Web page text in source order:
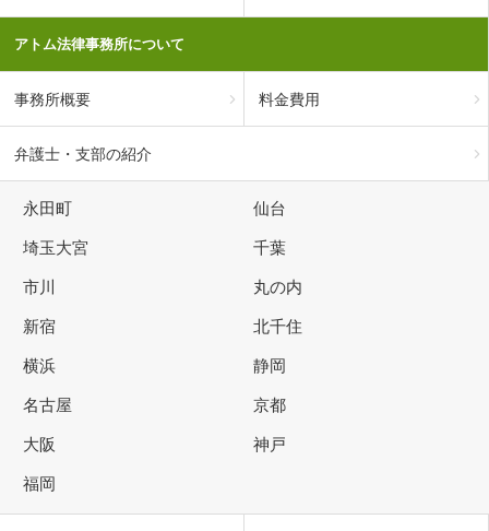
アトム法律事務所について
事務所概要 料金費用
弁護士・支部の紹介
永田町 仙台
埼玉大宮 千葉
市川 丸の内
新宿 北千住
横浜 静岡
名古屋 京都
大阪 神戸
福岡